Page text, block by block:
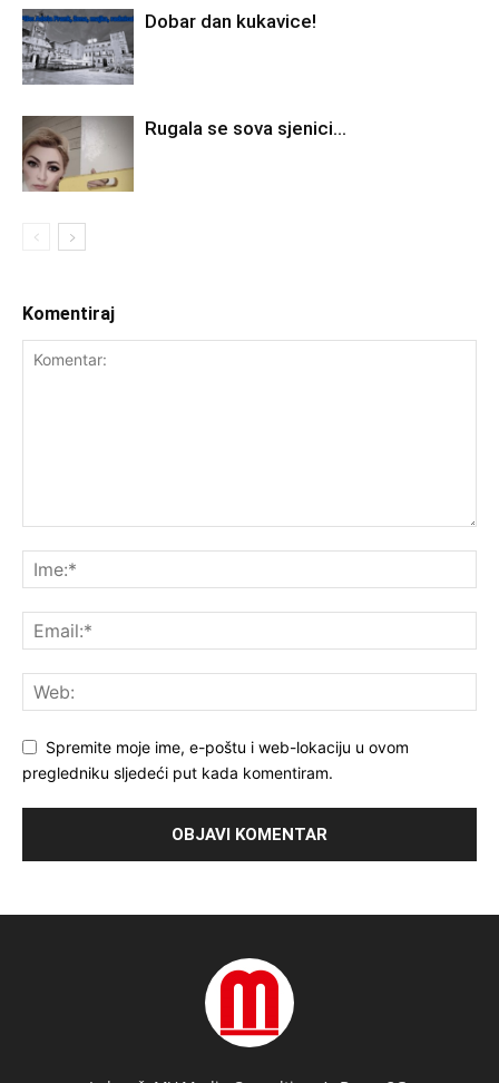
Dobar dan kukavice!
Rugala se sova sjenici…
Komentiraj
Spremite moje ime, e-poštu i web-lokaciju u ovom
pregledniku sljedeći put kada komentiram.